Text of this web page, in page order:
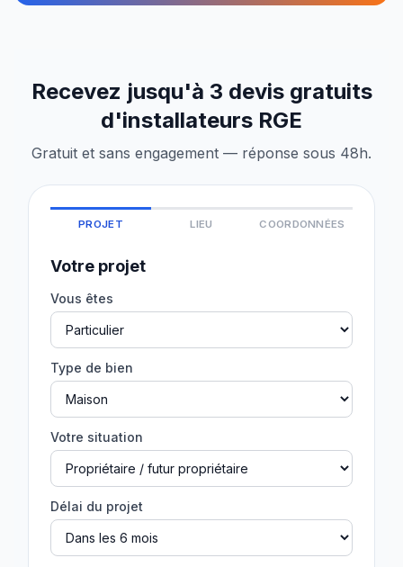
Recevez jusqu'à 3 devis gratuits
d'installateurs RGE
Gratuit et sans engagement — réponse sous 48h.
PROJET LIEU COORDONNÉES
Votre projet
Vous êtes
Type de bien
Votre situation
Délai du projet